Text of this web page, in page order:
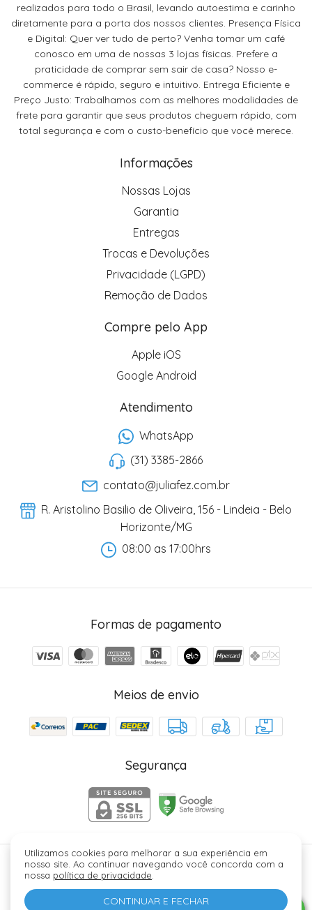
Utilizamos cookies para melhorar a sua experiência em
nosso site. Ao continuar navegando você concorda com a
nossa política de privacidade
CONTINUAR E FECHAR
realizados para todo o Brasil, levando autoestima e carinho
diretamente para a porta dos nossos clientes. Presença Física
e Digital: Quer ver tudo de perto? Venha tomar um café
conosco em uma de nossas 3 lojas físicas. Prefere a
praticidade de comprar sem sair de casa? Nosso e-
commerce é rápido, seguro e intuitivo. Entrega Eficiente e
Preço Justo: Trabalhamos com as melhores modalidades de
frete para garantir que seus produtos cheguem rápido, com
total segurança e com o custo-benefício que você merece.
Informações
Nossas Lojas
Garantia
Entregas
Trocas e Devoluções
Privacidade (LGPD)
Remoção de Dados
Compre pelo App
Apple iOS
Google Android
Atendimento
WhatsApp
(31) 3385-2866
contato@juliafez.com.br
R. Aristolino Basilio de Oliveira, 156 - Lindeia - Belo
Horizonte/MG
08:00 as 17:00hrs
Formas de pagamento
Meios de envio
Segurança
Júlia Fez Cosméticos - 40006329000184. Copyright ©
2026 - Todos os direitos reservados.